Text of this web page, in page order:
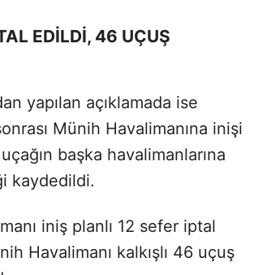
EDİLDİ, 46 UÇUŞ
yapılan açıklamada ise
Münih Havalimanına inişi
başka havalimanlarına
kaydedildi.
iniş planlı 12 sefer iptal
Havalimanı kalkışlı 46 uçuş